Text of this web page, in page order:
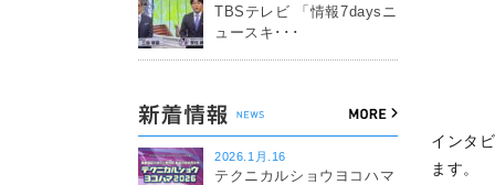
インタ
ます。
TBSテレビ 「情報7daysニ
ュースキ･･･
2026.1月.16
テクニカルショウヨコハマ